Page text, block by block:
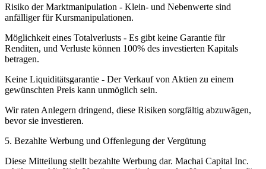
Risiko der Marktmanipulation - Klein- und Nebenwerte sind
anfälliger für Kursmanipulationen.
Möglichkeit eines Totalverlusts - Es gibt keine Garantie für
Renditen, und Verluste können 100% des investierten Kapitals
betragen.
Keine Liquiditätsgarantie - Der Verkauf von Aktien zu einem
gewünschten Preis kann unmöglich sein.
Wir raten Anlegern dringend, diese Risiken sorgfältig abzuwägen,
bevor sie investieren.
5. Bezahlte Werbung und Offenlegung der Vergütung
Diese Mitteilung stellt bezahlte Werbung dar. Machai Capital Inc.